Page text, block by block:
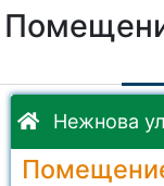
Нежнова